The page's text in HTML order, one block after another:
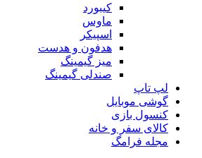
کیبورد
ماوس
اسپیکر
هدفون و هدست
میز گیمینگ
صندلی گیمینگ
لپ تاپ
گوشی موبایل
کنسول بازی
کالای سفر و خانه
مجله فرامگ